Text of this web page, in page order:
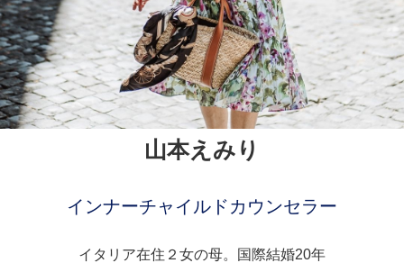
山本えみり
インナーチャイルドカウンセラー
イタリア在住２女の母。国際結婚20年